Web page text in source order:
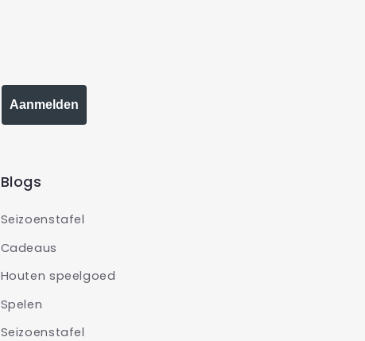
Aanmelden
Blogs
Seizoenstafel
Cadeaus
Houten speelgoed
Spelen
Seizoenstafel